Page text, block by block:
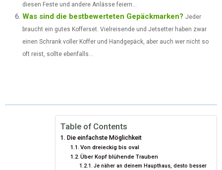
diesen Feste und andere Anlässe feiern...
Was sind die bestbewerteten Gepäckmarken? Jeder
braucht ein gutes Kofferset. Vielreisende und Jetsetter haben zwar
einen Schrank voller Koffer und Handgepäck, aber auch wer nicht so
oft reist, sollte ebenfalls...
Table of Contents
Die einfachste Möglichkeit
Von dreieckig bis oval
Über Kopf blühende Trauben
Je näher an deinem Haupthaus, desto besser